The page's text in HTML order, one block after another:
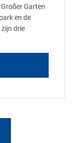
Garten
en de
drie